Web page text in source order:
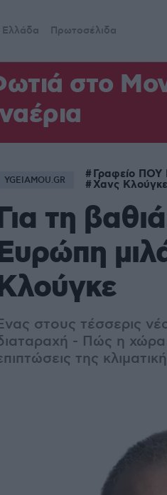
Ελλάδα Πρωτοσέλιδα
στο
YGEIAMOU.GR Γραφείο ΠΟΥ
Χανς Κλούγκε
τη
στους τέσσερις
- Πώς η χώρα
της